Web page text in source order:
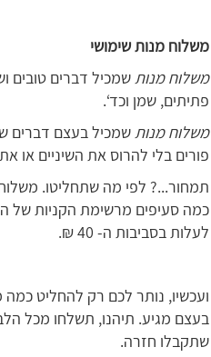
משלוח מנות שימושי
משלוח מנותשמכיל דברים טובים
פתיתים, שמן וכד‘.
משלוח מנותשמכיל בעצם דברים
פורים בלי להרוס את השיניים או
תמחור...? לפי מה שתחליטו.
כמה סעיפים מרשימת הקניות של
לעלות בסביבות ה- 40 ₪.
ועכשיו, נותר לכם רק להחליט
בעצם מגיע. תיהנו, תשלחו מכל
שתקבלו חזרה.